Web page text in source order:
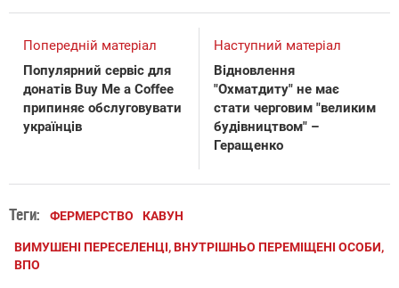
Попередній матеріал
Популярний сервіс для
донатів Buy Me a Coffee
припиняє обслуговувати
українців
Наступний матеріал
Відновлення
"Охматдиту" не має
стати черговим "великим
будівництвом" –
Геращенко
Теги: ФЕРМЕРСТВО КАВУН
ВИМУШЕНІ ПЕРЕСЕЛЕНЦІ, ВНУТРІШНЬО ПЕРЕМІЩЕНІ ОСОБИ,
ВПО